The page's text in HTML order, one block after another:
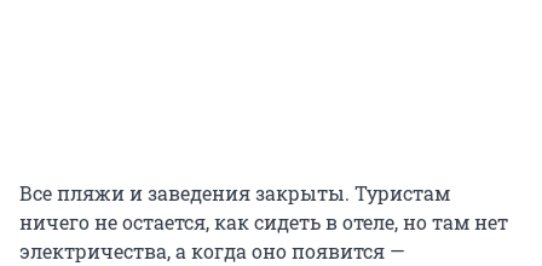
Все пляжи и заведения закрыты. Туристам
ничего не остается, как сидеть в отеле, но там нет
электричества, а когда оно появится —